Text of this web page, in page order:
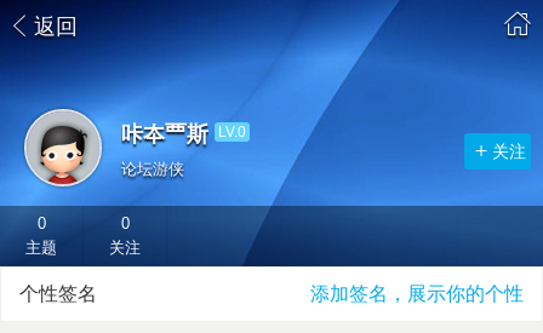
返回
论坛游侠
关注
咔夲覀斯 LV.0
0
主题
0
关注
个性签名 添加签名，展示你的个性